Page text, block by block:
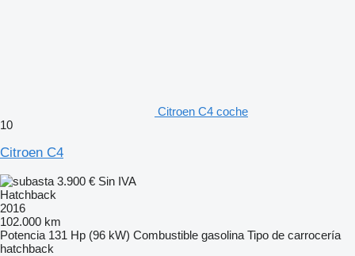
Citroen C4 coche
10
Citroen C4
3.900 € Sin IVA
Hatchback
2016
102.000 km
Potencia 131 Hp (96 kW) Combustible gasolina Tipo de carrocería
hatchback